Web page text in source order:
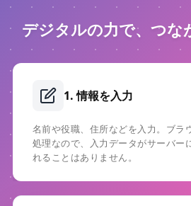
デジタルの力で、つな
1. 情報を入力
名前や役職、住所などを入力。ブラ
処理なので、入力データがサーバー
れることはありません。